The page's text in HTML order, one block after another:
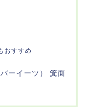
おすすめ
ーイーツ） 箕面